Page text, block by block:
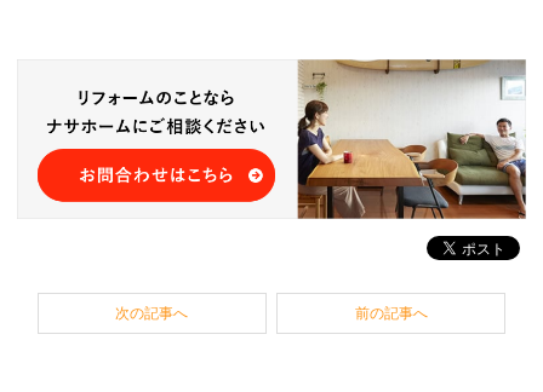
次の記事へ 前の記事へ